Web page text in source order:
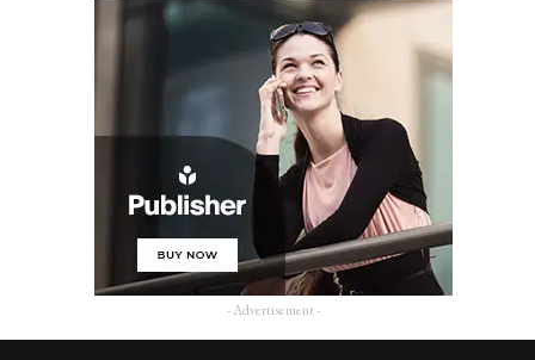
- Advertisement -